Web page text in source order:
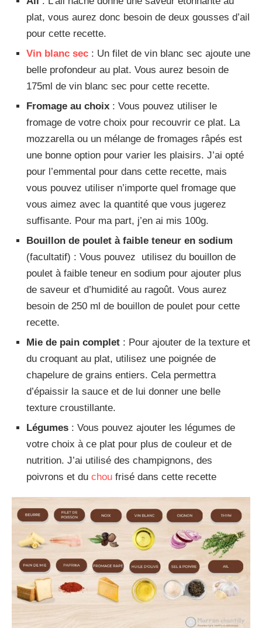
plat, vous aurez donc besoin de deux gousses d’ail
pour cette recette.
Vin blanc sec : Un filet de vin blanc sec ajoute une
belle profondeur au plat. Vous aurez besoin de
175ml de vin blanc sec pour cette recette.
Fromage au choix : Vous pouvez utiliser le
fromage de votre choix pour recouvrir ce plat. La
mozzarella ou un mélange de fromages râpés est
une bonne option pour varier les plaisirs. J’ai opté
pour l’emmental pour dans cette recette, mais
vous pouvez utiliser n’importe quel fromage que
vous aimez avec la quantité que vous jugerez
suffisante. Pour ma part, j’en ai mis 100g.
Bouillon de poulet à faible teneur en sodium
(facultatif) : Vous pouvez utilisez du bouillon de
poulet à faible teneur en sodium pour ajouter plus
de saveur et d’humidité au ragoût. Vous aurez
besoin de 250 ml de bouillon de poulet pour cette
recette.
Mie de pain complet : Pour ajouter de la texture et
du croquant au plat, utilisez une poignée de
chapelure de grains entiers. Cela permettra
d’épaissir la sauce et de lui donner une belle
texture croustillante.
Légumes : Vous pouvez ajouter les légumes de
votre choix à ce plat pour plus de couleur et de
nutrition. J’ai utilisé des champignons, des
poivrons et du chou frisé dans cette recette